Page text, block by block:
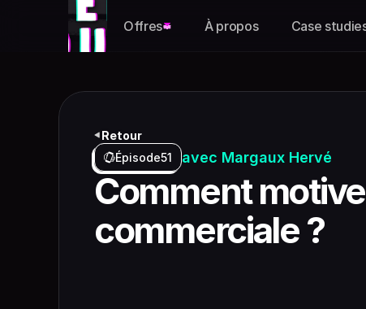
Offres À propos Case
Retour
Épisode51 avec Margaux Hervé
Comment
commerciale ?